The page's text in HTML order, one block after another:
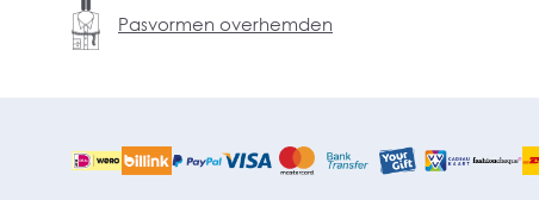
Pasvormen overhemden